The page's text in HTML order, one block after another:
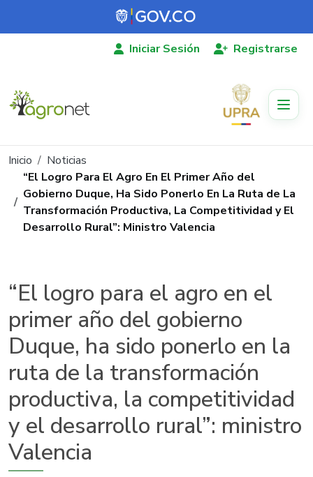
Pasar al contenido principal
Iniciar Sesión Registrarse
Ruta de navegación
Inicio
Noticias
“El Logro Para El Agro En El Primer Año del
Gobierno Duque, Ha Sido Ponerlo En La Ruta de La
Transformación Productiva, La Competitividad y El
Desarrollo Rural”: Ministro Valencia
“El logro para el agro en el
primer año del gobierno
Duque, ha sido ponerlo en la
ruta de la transformación
productiva, la competitividad
y el desarrollo rural”: ministro
Valencia